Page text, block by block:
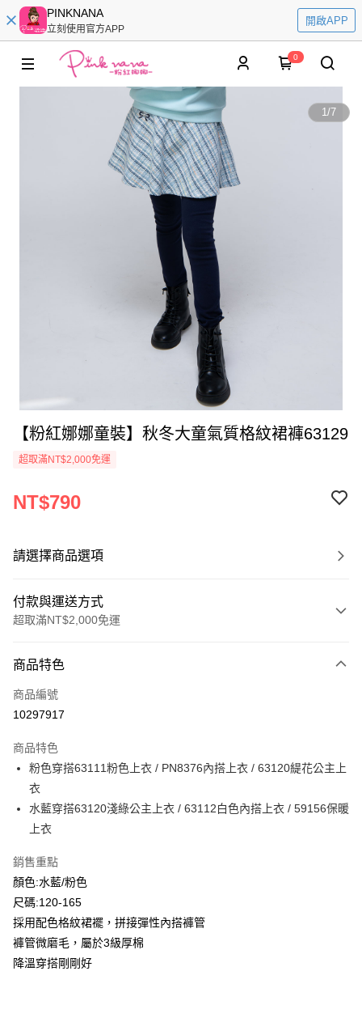
PINKNANA
立刻使用官方APP
開啟APP
0
1/7
【粉紅娜娜童裝】秋冬大童氣質格紋裙褲63129
超取滿NT$2,000免運
NT$790
請選擇商品選項
付款與運送方式
超取滿NT$2,000免運
信用卡一次付款
超商取貨付款
Apple Pay
Google Pay
ATM付款
運送方式
全家付款取貨
每筆NT$80，滿NT$2,000(含以上)免運費
付款後全家取貨
每筆NT$80，滿NT$2,000(含以上)免運費
商品特色
商品編號
10297917
商品特色
粉色穿搭63111粉色上衣 / PN8376內搭上衣 / 63120緹花公主上
衣
水藍穿搭63120淺綠公主上衣 / 63112白色內搭上衣 / 59156保暖
上衣
銷售重點
顏色:水藍/粉色
尺碼:120-165
採用配色格紋裙襬，拼接彈性內搭褲管
褲管微磨毛，屬於3級厚棉
降溫穿搭剛剛好